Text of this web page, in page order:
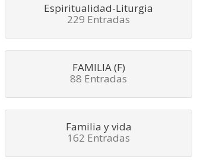
Espiritualidad-Liturgia
229 Entradas
FAMILIA (F)
88 Entradas
Familia y vida
162 Entradas